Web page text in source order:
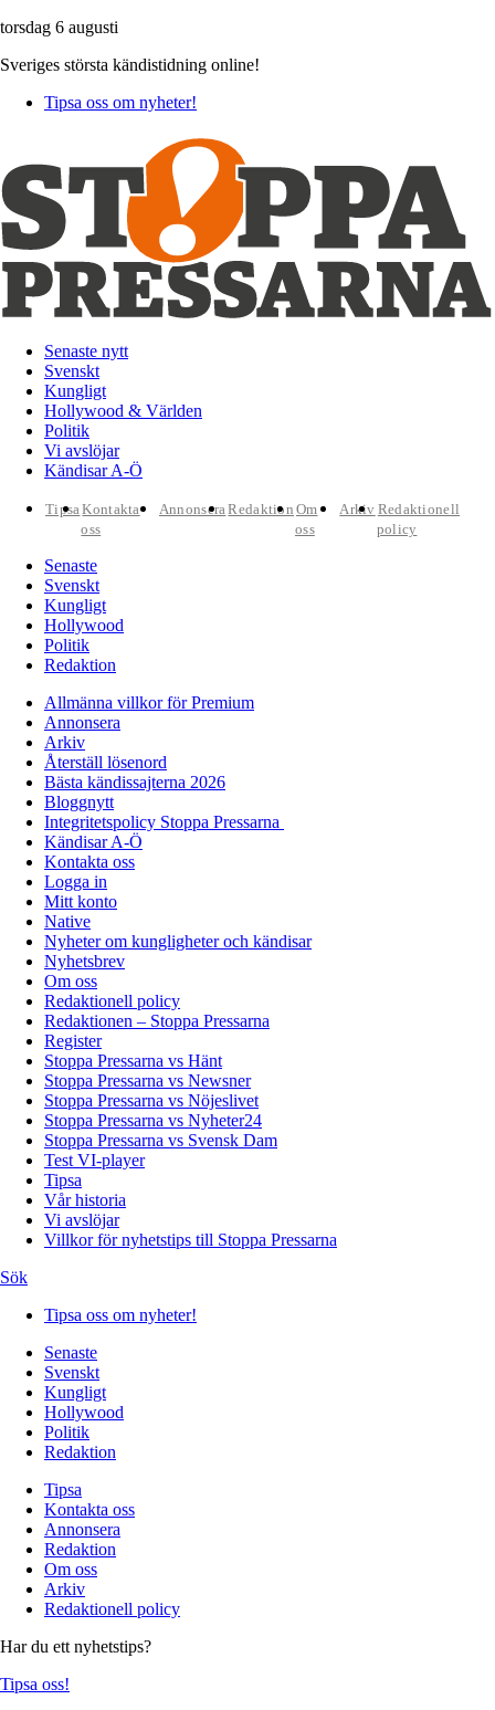
torsdag 6 augusti
Sveriges största kändistidning online!
Tipsa oss om nyheter!
Senaste nytt
Svenskt
Kungligt
Hollywood & Världen
Politik
Vi avslöjar
Kändisar A-Ö
TipsaKontakta
oss
AnnonseraRedaktion Om
oss
Arkiv Redaktionell
policy
Senaste
Svenskt
Kungligt
Hollywood
Politik
Redaktion
Allmänna villkor för Premium
Annonsera
Arkiv
Återställ lösenord
Bästa kändissajterna 2026
Bloggnytt
Integritetspolicy Stoppa Pressarna
Kändisar A-Ö
Kontakta oss
Logga in
Mitt konto
Native
Nyheter om kungligheter och kändisar
Nyhetsbrev
Om oss
Redaktionell policy
Redaktionen – Stoppa Pressarna
Register
Stoppa Pressarna vs Hänt
Stoppa Pressarna vs Newsner
Stoppa Pressarna vs Nöjeslivet
Stoppa Pressarna vs Nyheter24
Stoppa Pressarna vs Svensk Dam
Test VI-player
Tipsa
Vår historia
Vi avslöjar
Villkor för nyhetstips till Stoppa Pressarna
Sök
Tipsa oss om nyheter!
Senaste
Svenskt
Kungligt
Hollywood
Politik
Redaktion
Tipsa
Kontakta oss
Annonsera
Redaktion
Om oss
Arkiv
Redaktionell policy
Har du ett nyhetstips?
Tipsa oss!